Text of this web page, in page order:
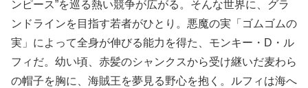
ンピース”を巡る熱い競争が広がる。そんな世界に、グラ
ンドラインを目指す若者がひとり。悪魔の実「ゴムゴムの
実」によって全身が伸びる能力を得た、モンキー・D・ル
フィだ。幼い頃、赤髪のシャンクスから受け継いだ麦わら
の帽子を胸に、海賊王を夢見る野心を抱く。ルフィは海へ